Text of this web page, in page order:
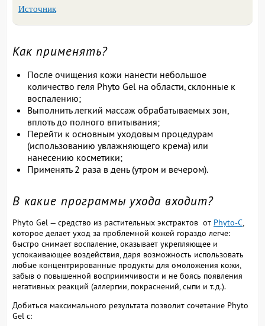
Источник
Как применять?
После очищения кожи нанести небольшое
количество геля Phyto Gel на области, склонные к
воспалению;
Выполнить легкий массаж обрабатываемых зон,
вплоть до полного впитывания;
Перейти к основным уходовым процедурам
(использованию увлажняющего крема) или
нанесению косметики;
Применять 2 раза в день (утром и вечером).
В какие программы ухода входит?
Phyto Gel — средство из растительных экстрактов от Phyto-C,
которое делает уход за проблемной кожей гораздо легче:
быстро снимает воспаление, оказывает укрепляющее и
успокаивающее воздействия, даря возможность использовать
любые концентрированные продукты для омоложения кожи,
забыв о повышенной восприимчивости и не боясь появления
негативных реакций (аллергии, покраснений, сыпи и т.д.).
Добиться максимального результата позволит сочетание Phyto
Gel с: